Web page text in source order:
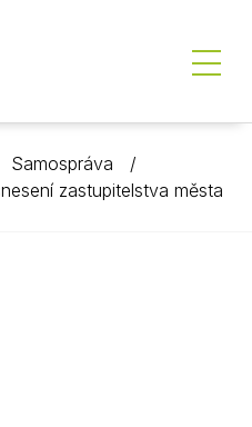
Samospráva
zastupitelstva města